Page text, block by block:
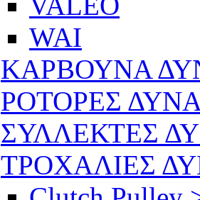
WAI
ΚΑΡΒΟΥΝΑ
ΡΟΤΟΡΕΣ
ΣΥΛΛΕΚΤΕΣ
ΤΡΟΧΑΛΙΕΣ